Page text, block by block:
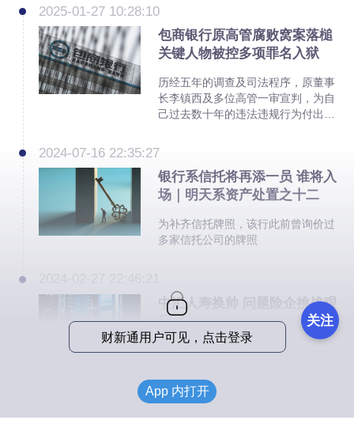
2025-01-27 10:28:10
包商银行原高管腐败窝案落槌
关键人物被控多项罪名入狱
历经五年的调查及司法程序，原董事
长李镇西及多位高管一审宣判，为自
己过去数十年的违法违规行为付出代
2024-07-16 22:35:27
银行系信托将再添一员 谁将入
场｜明天系资产处置之十二
为补齐信托牌照，该行此前曾询价过
多家信托公司的牌照
中汇人寿换帅 问题险企挑战艰
巨
中汇人寿承接了原有问题险企的资产
账”，再叠加目前的利率环境，风险消
化的任务就更具挑战性
财新通用户可见，点击登录
关注
App 内打开